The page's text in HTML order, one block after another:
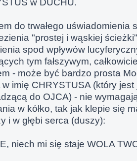
w DUCHU.
do trwałego uświadomienia
"prostej i wąskiej
spod wpływów
tym fałszywym,
- może być bardzo prosta
w imię CHRYSTUSA (który
do OJCA) - nie
w kółko, tak jak klepie się
i w głębi serca (duszy):
niech mi się staje WOLA